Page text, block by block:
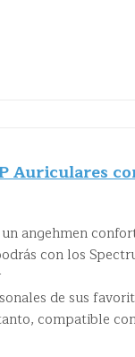
Auriculares
angehmen
con los
de sus
compatible